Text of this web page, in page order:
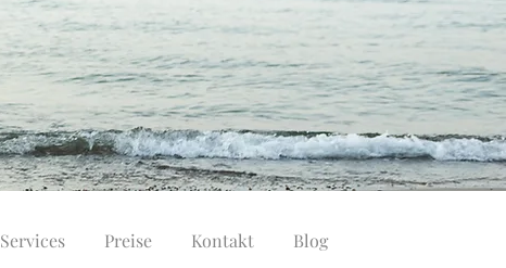
Services Preise Kontakt Blog